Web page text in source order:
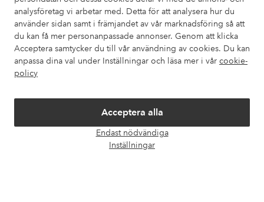
analysföretag vi arbetar med. Detta för att analysera hur du
använder sidan samt i främjandet av vår marknadsföring så att
du kan få mer personanpassade annonser. Genom att klicka
Acceptera samtycker du till vår användning av cookies. Du kan
anpassa dina val under Inställningar och läsa mer i vår cookie-
policy
Acceptera alla
Endast nödvändiga
Inställningar
Mina sidor
Om Ellos